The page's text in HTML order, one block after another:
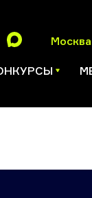
Москва